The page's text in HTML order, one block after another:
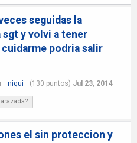
seguidas la
sgt y volvi a tener
podria salir
niqui (130 puntos) Jul 23, 2014
el sin proteccion y